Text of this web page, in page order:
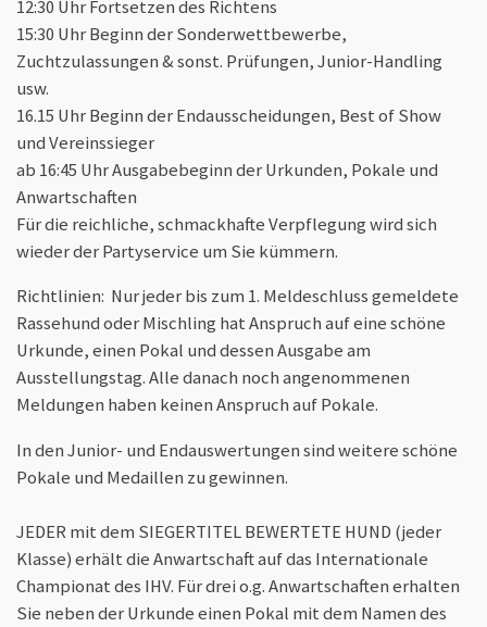
12:30 Uhr Fortsetzen des Richtens
15:30 Uhr Beginn der Sonderwettbewerbe,
Zuchtzulassungen & sonst. Prüfungen, Junior-Handling
usw.
16.15 Uhr Beginn der Endausscheidungen, Best of Show
und Vereinssieger
ab 16:45 Uhr Ausgabebeginn der Urkunden, Pokale und
Anwartschaften
Für die reichliche, schmackhafte Verpflegung wird sich
wieder der Partyservice um Sie kümmern.
Richtlinien: Nur jeder bis zum 1. Meldeschluss gemeldete
Rassehund oder Mischling hat Anspruch auf eine schöne
Urkunde, einen Pokal und dessen Ausgabe am
Ausstellungstag. Alle danach noch angenommenen
Meldungen haben keinen Anspruch auf Pokale.
In den Junior- und Endauswertungen sind weitere schöne
Pokale und Medaillen zu gewinnen.
JEDER mit dem SIEGERTITEL BEWERTETE HUND (jeder
Klasse) erhält die Anwartschaft auf das Internationale
Championat des IHV. Für drei o.g. Anwartschaften erhalten
Sie neben der Urkunde einen Pokal mit dem Namen des